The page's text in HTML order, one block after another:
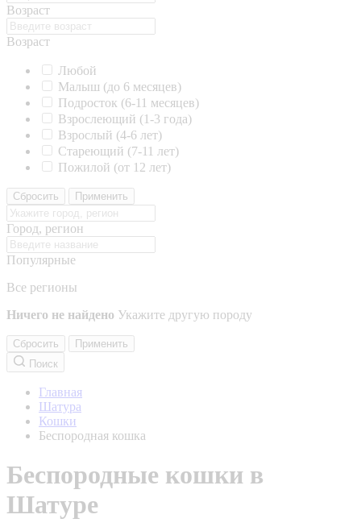
Возраст
Возраст
Любой
Малыш (до 6 месяцев)
Подросток (6-11 месяцев)
Взрослеющий (1-3 года)
Взрослый (4-6 лет)
Стареющий (7-11 лет)
Пожилой (от 12 лет)
Сбросить Применить
Город, регион
Популярные
Все регионы
Ничего не найдено Укажите другую породу
Сбросить
Применить
Поиск
Главная
Шатура
Кошки
Беспородная кошка
Беспородные кошки в
Шатуре